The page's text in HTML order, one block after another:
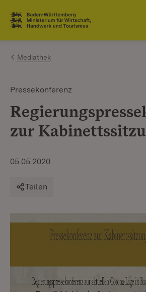
Zum Inhalt springen
Link zur Startseite
Mediathek
Pressekonferenz
zur
05.05.2020
Teilen